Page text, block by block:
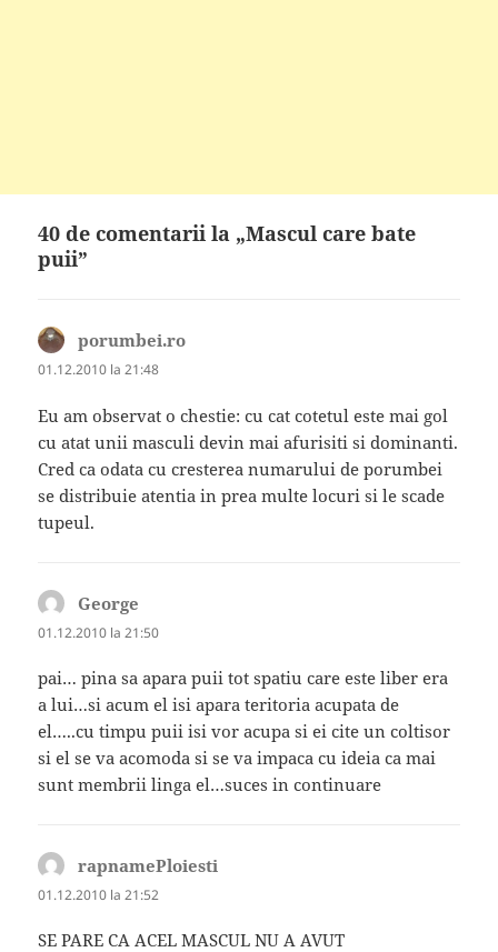
40 de comentarii la „Mascul care bate
puii”
porumbei.ro
01.12.2010 la 21:48
Eu am observat o chestie: cu cat cotetul este mai gol
cu atat unii masculi devin mai afurisiti si dominanti.
Cred ca odata cu cresterea numarului de porumbei
se distribuie atentia in prea multe locuri si le scade
tupeul.
George
01.12.2010 la 21:50
pai… pina sa apara puii tot spatiu care este liber era
a lui…si acum el isi apara teritoria acupata de
el…..cu timpu puii isi vor acupa si ei cite un coltisor
si el se va acomoda si se va impaca cu ideia ca mai
sunt membrii linga el…suces in continuare
rapnamePloiesti
01.12.2010 la 21:52
SE PARE CA ACEL MASCUL NU A AVUT